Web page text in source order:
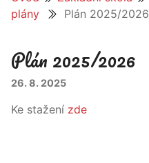
plány
Plán 2025/2026
Plán 2025/2026
26. 8. 2025
Ke stažení zde